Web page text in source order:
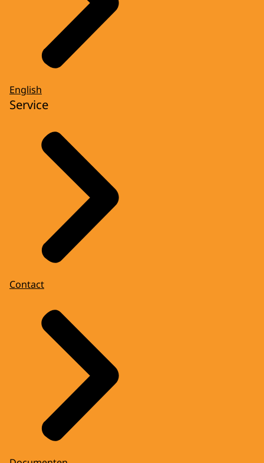
English
Service
Contact